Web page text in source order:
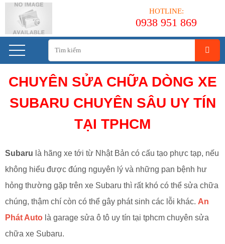
HOTLINE:
0938 951 869
CHUYÊN SỬA CHỮA DÒNG XE
SUBARU CHUYÊN SÂU UY TÍN
TẠI TPHCM
Subaru là hãng xe tới từ Nhật Bản có cấu tạo phực tạp, nếu
không hiểu được đúng nguyên lý và những pan bệnh hư
hỏng thường gặp trên xe Subaru thì rất khó có thể sửa chữa
chúng, thậm chí còn có thể gây phát sinh các lỗi khác. An
Phát Auto là garage sửa ô tô uy tín tại tphcm chuyên sửa
chữa xe Subaru.